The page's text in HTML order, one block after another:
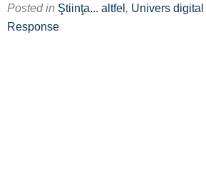
Posted in Ştiinţa... altfel, Univers digital
Response